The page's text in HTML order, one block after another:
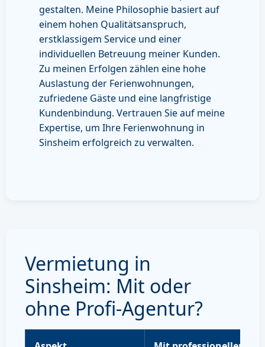
gestalten. Meine Philosophie basiert auf
einem hohen Qualitätsanspruch,
erstklassigem Service und einer
individuellen Betreuung meiner Kunden.
Zu meinen Erfolgen zählen eine hohe
Auslastung der Ferienwohnungen,
zufriedene Gäste und eine langfristige
Kundenbindung. Vertrauen Sie auf meine
Expertise, um Ihre Ferienwohnung in
Sinsheim erfolgreich zu verwalten.
Vermietung in
Sinsheim: Mit oder
ohne Profi-Agentur?